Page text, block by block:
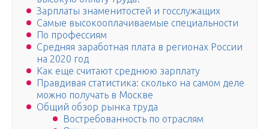
Зарплаты знаменитостей и госслужащих
Самые высокооплачиваемые специальности
По профессиям
Средняя заработная плата в регионах России
на 2020 год
Как еще считают среднюю зарплату
Правдивая статистика: сколько на самом деле
можно получать в Москве
Общий обзор рынка труда
Востребованность по отраслям